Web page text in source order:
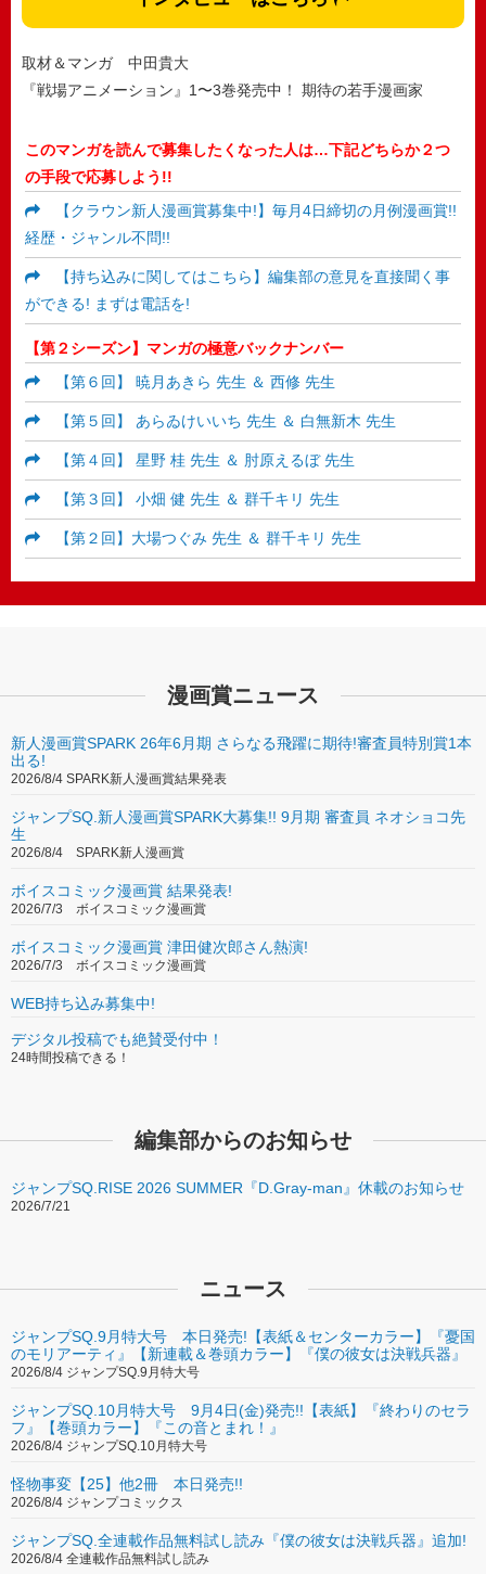
取材＆マンガ 中田貴大
『戦場アニメーション』1〜3巻発売中！ 期待の若手漫画家
このマンガを読んで募集したくなった人は…下記どちらか２つ
の手段で応募しよう!!
【クラウン新人漫画賞募集中!】毎月4日締切の月例漫画賞!!
経歴・ジャンル不問!!
【持ち込みに関してはこちら】編集部の意見を直接聞く事
ができる! まずは電話を!
【第２シーズン】マンガの極意バックナンバー
【第６回】 暁月あきら 先生 ＆ 西修 先生
【第５回】 あらゐけいいち 先生 ＆ 白無新木 先生
【第４回】 星野 桂 先生 ＆ 肘原えるぼ 先生
【第３回】 小畑 健 先生 ＆ 群千キリ 先生
【第２回】大場つぐみ 先生 ＆ 群千キリ 先生
【第２回】加藤和恵 先生 ＆ 廣瀬ゆい 先生
【第３回】許斐剛 先生 ＆ 入尾前 先生
【第４回】八木教広 先生 ＆ 賀来ゆうじ 先生
【第５回】助野嘉昭 先生 ＆ 仲英俊 先生
【第６回】矢吹健太朗 先生 ＆ 御木本かなみ 先生
【第７回】和月伸宏 先生 ＆ 中田貴大 先生
【第９回】内藤泰弘 先生 ＆ 川崎宙 先生
【第10回】鏡貴也 先生 山本ヤマト先生 降矢大輔 先生
＆ アラカワシン 先生
漫画賞ニュース
新人漫画賞SPARK 26年6月期 さらなる飛躍に期待!審査員特別賞1本
出る!
2026/8/4 SPARK新人漫画賞結果発表
ジャンプSQ.新人漫画賞SPARK大募集!! 9月期 審査員 ネオショコ先
生
2026/8/4 SPARK新人漫画賞
ボイスコミック漫画賞 結果発表!
2026/7/3 ボイスコミック漫画賞
ボイスコミック漫画賞 津田健次郎さん熱演!
2026/7/3 ボイスコミック漫画賞
WEB持ち込み募集中!
デジタル投稿でも絶賛受付中！
24時間投稿できる！
編集部からのお知らせ
ジャンプSQ.RISE 2026 SUMMER『D.Gray-man』休載のお知らせ
2026/7/21
ニュース
ジャンプSQ.9月特大号 本日発売!【表紙＆センターカラー】『憂国
のモリアーティ』【新連載＆巻頭カラー】『僕の彼女は決戦兵器』
2026/8/4 ジャンプSQ.9月特大号
ジャンプSQ.10月特大号 9月4日(金)発売!!【表紙】『終わりのセラ
フ』【巻頭カラー】『この音とまれ！』
2026/8/4 ジャンプSQ.10月特大号
怪物事変【25】他2冊 本日発売!!
2026/8/4 ジャンプコミックス
ジャンプSQ.全連載作品無料試し読み『僕の彼女は決戦兵器』追加!
2026/8/4 全連載作品無料試し読み